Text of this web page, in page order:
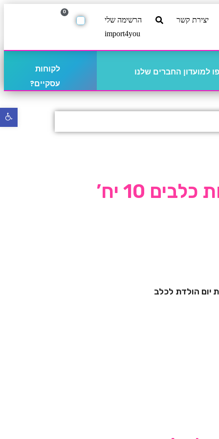
יצירת קשר
הרשימה שלי
import4you
0
למועדון החברים שלנו
לקוחות
עסקיים?
10 יח’
יום הולדת לכלב
פתח